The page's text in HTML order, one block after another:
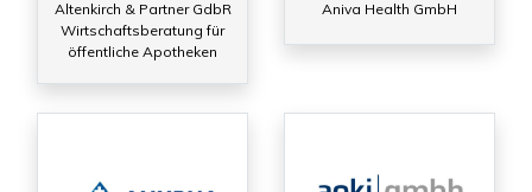
Altenkirch & Partner GdbR
Wirtschaftsberatung für
öffentliche Apotheken
Aniva Health GmbH